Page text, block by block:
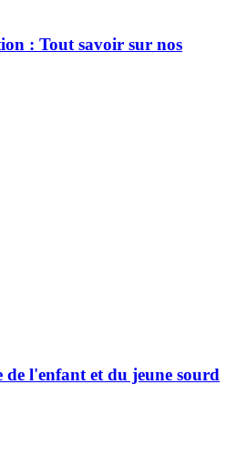
: Tout savoir sur nos
l'enfant et du jeune sourd